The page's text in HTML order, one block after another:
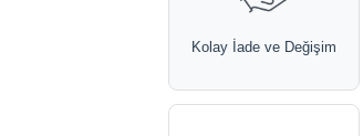
Kolay İade ve Değişim